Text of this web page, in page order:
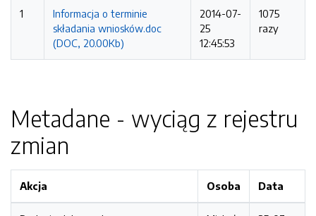
1
Informacja o terminie
składania wniosków.doc
(DOC, 20.00Kb)
2014-07-
25
12:45:53
1075
razy
Metadane - wyciąg z rejestru
zmian
Akcja Osoba Data